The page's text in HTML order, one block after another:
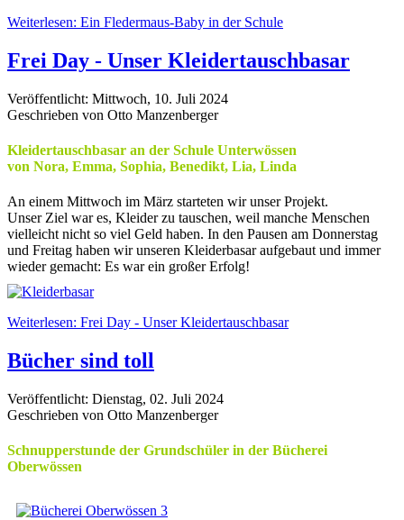
Weiterlesen: Ein Fledermaus-Baby in der Schule
Frei Day - Unser Kleidertauschbasar
Veröffentlicht: Mittwoch, 10. Juli 2024
Geschrieben von Otto Manzenberger
Kleidertauschbasar an der Schule Unterwössen
von Nora, Emma, Sophia, Benedikt, Lia, Linda
An einem Mittwoch im März starteten wir unser Projekt.
Unser Ziel war es, Kleider zu tauschen, weil manche Menschen
vielleicht nicht so viel Geld haben. In den Pausen am Donnerstag
und Freitag haben wir unseren Kleiderbasar aufgebaut und immer
wieder gemacht: Es war ein großer Erfolg!
Weiterlesen: Frei Day - Unser Kleidertauschbasar
Bücher sind toll
Veröffentlicht: Dienstag, 02. Juli 2024
Geschrieben von Otto Manzenberger
Schnupperstunde der Grundschüler in der Bücherei
Oberwössen